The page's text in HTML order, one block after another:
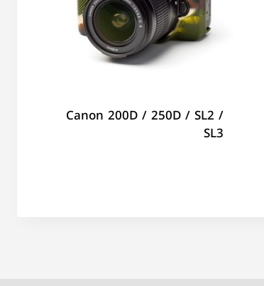
Canon 200D / 250D / SL2 /
SL3